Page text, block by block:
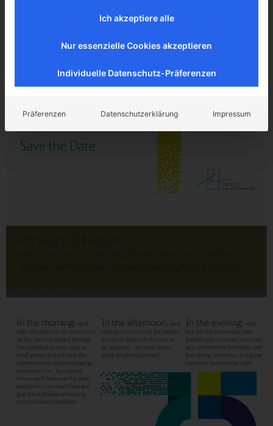
Ich akzeptiere alle
Nur essenzielle Cookies akzeptieren
Individuelle Datenschutz-Präferenzen
Präferenzen Datenschutzerklärung Impressum